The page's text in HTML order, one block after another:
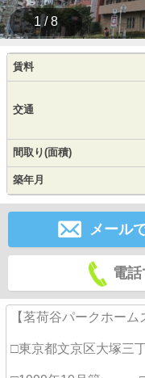
1 / 8
賃料
交通
間取り(面積)
築年月
メール
電
【茗荷谷パークホーム
□東京都文京区大塚三